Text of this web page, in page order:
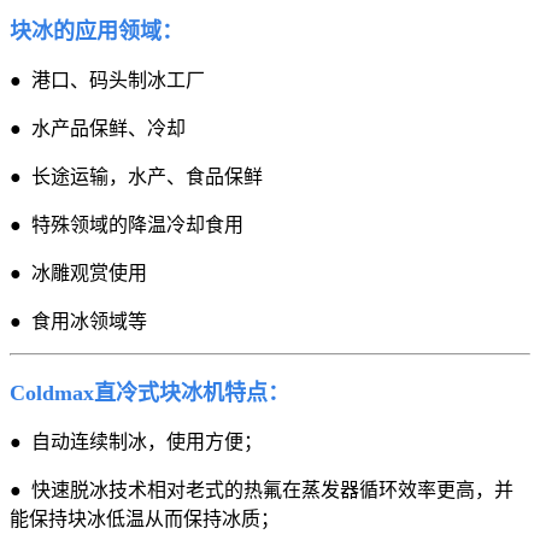
块冰的应用领域：
● 港口、码头制冰工厂
● 水产品保鲜、冷却
● 长途运输，水产、食品保鲜
● 特殊领域的降温冷却食用
● 冰雕观赏使用
● 食用冰领域等
Coldmax直冷式块冰机特点：
● 自动连续制冰，使用方便；
● 快速脱冰技术相对老式的热氟在蒸发器循环效率更高，并
能保持块冰低温从而保持冰质；